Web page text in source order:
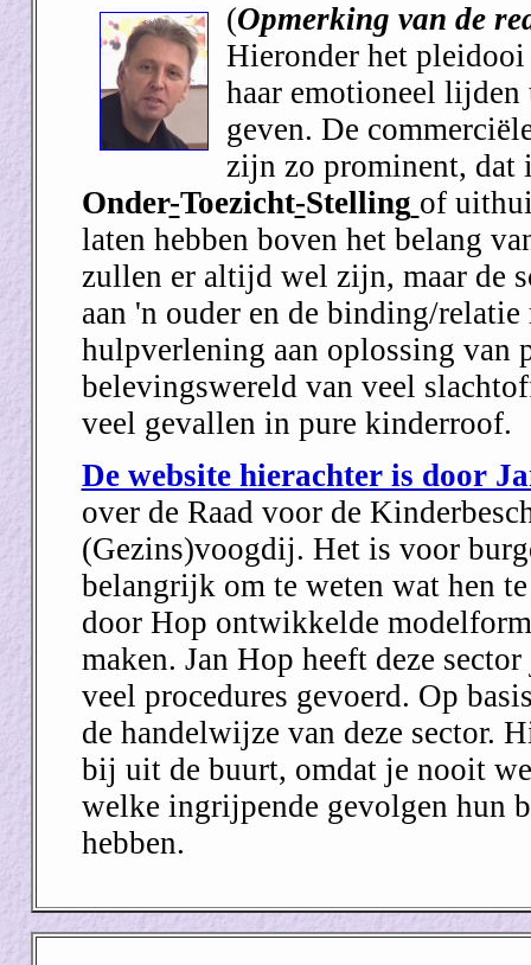
(Opmerking van de
Hieronder het pleidooi
haar emotioneel lijden
geven. De
zijn zo prominent, dat
Onder-Toezicht-Stelling of
laten hebben boven het belang
zullen er altijd wel zijn, maar de
aan 'n ouder en de binding/
hulpverlening aan oplossing van
belevingswereld van veel
veel gevallen in pure kinderroof.
De website hierachter is door
over de Raad voor de
(Gezins)voogdij. Het is voor
belangrijk om te weten wat hen
door Hop ontwikkelde
maken. Jan Hop heeft deze
veel procedures gevoerd. Op
de handelwijze van deze sector.
bij uit de buurt, omdat je nooit
welke ingrijpende gevolgen hun
hebben.